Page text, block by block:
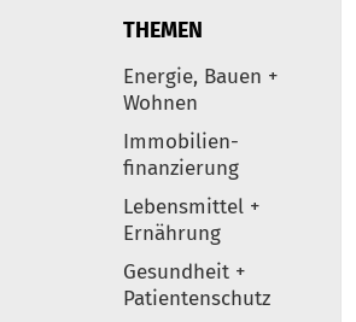
Elemente
THEMEN
Energie, Bauen +
Wohnen
Immobilien-
finanzierung
Lebensmittel +
Ernährung
Gesundheit +
Patientenschutz